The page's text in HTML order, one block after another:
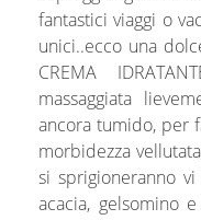
fantastici viaggi o
unici..ecco una
CREMA
massaggiata
ancora tumido, per
morbidezza
si sprigioneranno
acacia, gelsomino